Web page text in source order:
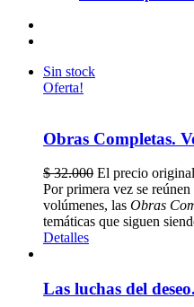
Sin stock
Oferta!
Obras Completas.
$32.000 El precio
Por primera vez se
volúmenes, las Obras
temáticas que siguen
Detalles
Las luchas del